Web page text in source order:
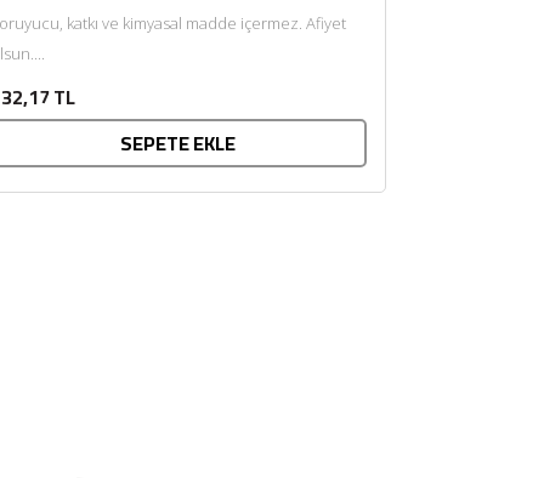
katkı ve kimyasal madde içermez. Afiyet
TL
SEPETE EKLE